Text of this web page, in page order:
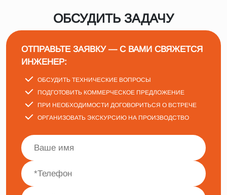
ОБСУДИТЬ ЗАДАЧУ
ОТПРАВЬТЕ ЗАЯВКУ — С ВАМИ СВЯЖЕТСЯ
ИНЖЕНЕР:
ОБСУДИТЬ ТЕХНИЧЕСКИЕ ВОПРОСЫ
ПОДГОТОВИТЬ КОММЕРЧЕСКОЕ ПРЕДЛОЖЕНИЕ
ПРИ НЕОБХОДИМОСТИ ДОГОВОРИТЬСЯ О ВСТРЕЧЕ
ОРГАНИЗОВАТЬ ЭКСКУРСИЮ НА ПРОИЗВОДСТВО